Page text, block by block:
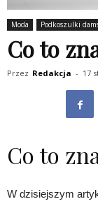
Moda Podkoszulki
Co to
Przez Redakcja - 17
Co to
W dzisiejszym